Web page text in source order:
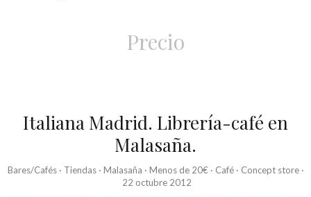
Precio
Italiana Madrid. Librería-café en
Malasaña.
Bares/Cafés· Tiendas· Malasaña · Menos de 20€ · Café· Concept store·
22 octubre 2012